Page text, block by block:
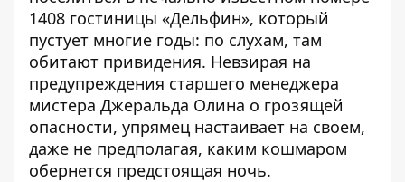
1408 гостиницы «Дельфин», который
пустует многие годы: по слухам, там
обитают привидения. Невзирая на
предупреждения старшего менеджера
мистера Джеральда Олина о грозящей
опасности, упрямец настаивает на своем,
даже не предполагая, каким кошмаром
обернется предстоящая ночь.